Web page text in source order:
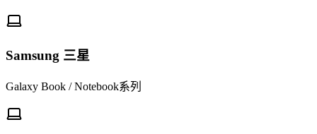
Samsung 三星
Galaxy Book / Notebook系列